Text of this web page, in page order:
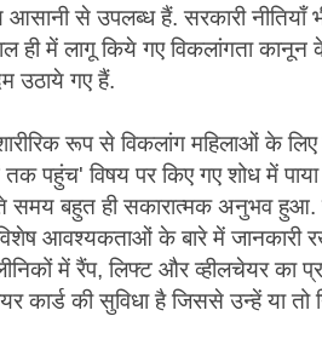
आसानी से उपलब्ध हैं. सरकारी
ही में लागू किये गए विकलांगता
उठाये गए हैं.
रूप से विकलांग महिलाओं के
पहुंच' विषय पर किए गए शोध में
बहुत ही सकारात्मक अनुभव हुआ.
आवश्यकताओं के बारे में
में रैंप, लिफ्ट और व्हीलचेयर का
कार्ड की सुविधा है जिससे उन्हें या